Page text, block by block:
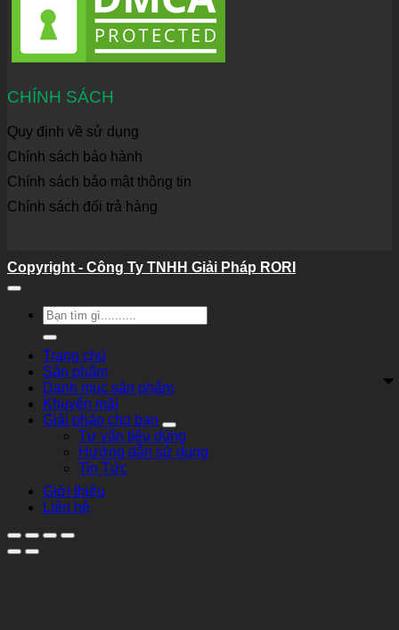
CHÍNH SÁCH
Quy định về sử dụng
Chính sách bảo hành
Chính sách bảo mật thông tin
Chính sách đổi trả hàng
Copyright - Công Ty TNHH Giải Pháp RORI
Tìm
kiếm:
Trang chủ
Sản phẩm
Danh mục sản phẩm
Khuyến mãi
Giải pháp cho bạn
Tư vấn tiêu dùng
Hướng dẫn sử dụng
Tin Tức
Giới thiệu
Liên hệ